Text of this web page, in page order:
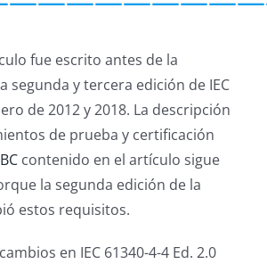
fue escrito antes de la
segunda y tercera edición de IEC
de 2012 y 2018. La descripción
de prueba y certificación
contenido en el artículo sigue
la segunda edición de la
estos requisitos.
en IEC 61340-4-4 Ed. 2.0